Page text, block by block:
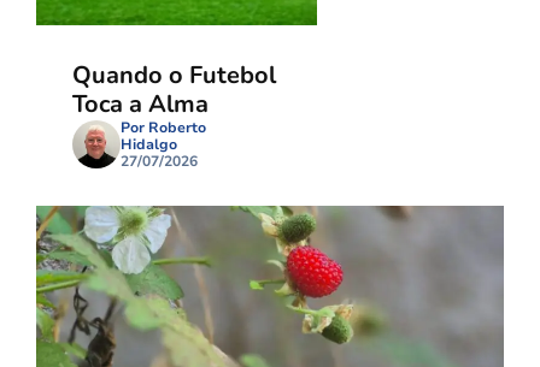
Quando o Futebol
Toca a Alma
Por Roberto
Hidalgo
27/07/2026